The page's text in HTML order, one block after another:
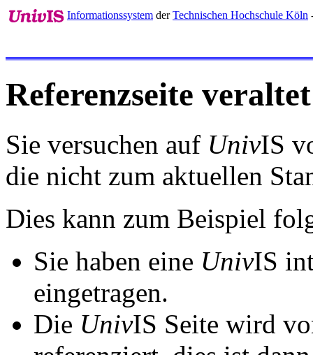
Informationssystem derTechnischen Hochschule Köln
Referenzseite veraltet
Sie versuchen auf UnivIS
die nicht zum aktuellen
Dies kann zum Beispiel
Sie haben eine UnivIS
eingetragen.
Die UnivIS Seite wird